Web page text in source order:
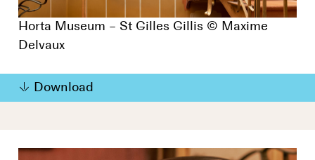
Horta Museum – St Gilles Gillis © Maxime
Delvaux
Download